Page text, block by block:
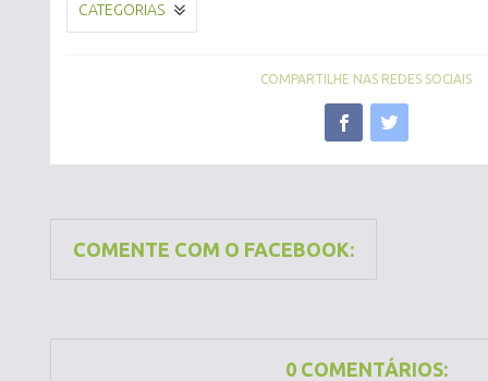
CATEGORIAS
COMPARTILHE NAS REDES SOCIAIS
COMENTE COM O FACEBOOK:
0 COMENTÁRIOS: